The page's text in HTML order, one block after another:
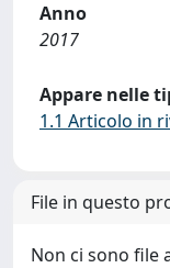
Anno
2017
Appare nelle
1.1 Articolo in
File in questo
Non ci sono file